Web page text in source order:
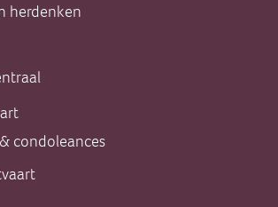
herdenken
condoleances